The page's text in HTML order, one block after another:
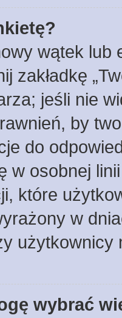
wątek lub
zakładkę
jeśli nie
by
do
w osobnej
które
w
użytkownicy
wybrać